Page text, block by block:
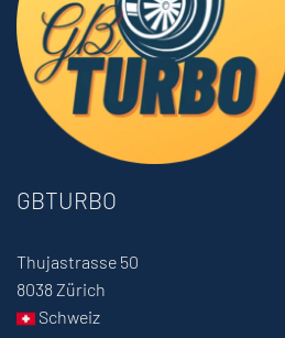
GBTURBO
Thujastrasse 50
8038 Zürich
Schweiz